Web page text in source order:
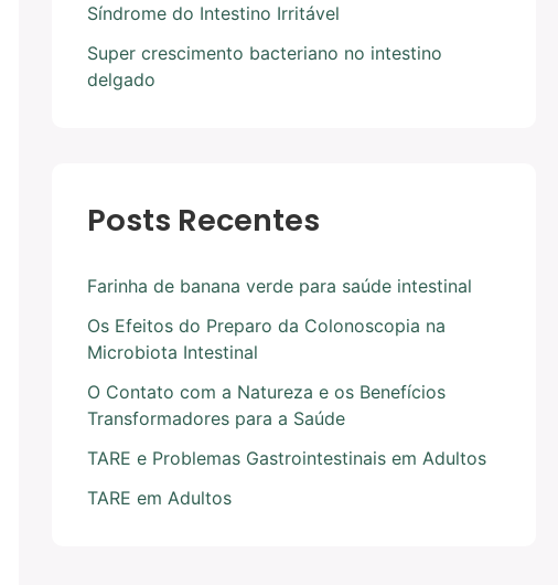
Síndrome do Intestino Irritável
Super crescimento bacteriano no intestino
delgado
Posts Recentes
Farinha de banana verde para saúde intestinal
Os Efeitos do Preparo da Colonoscopia na
Microbiota Intestinal
O Contato com a Natureza e os Benefícios
Transformadores para a Saúde
TARE e Problemas Gastrointestinais em Adultos
TARE em Adultos